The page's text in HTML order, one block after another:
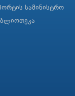
სამინისტრო